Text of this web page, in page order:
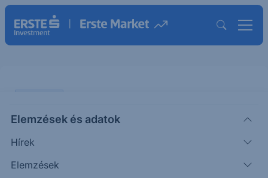
Elemzések és adatok
Hírek
Elemzések